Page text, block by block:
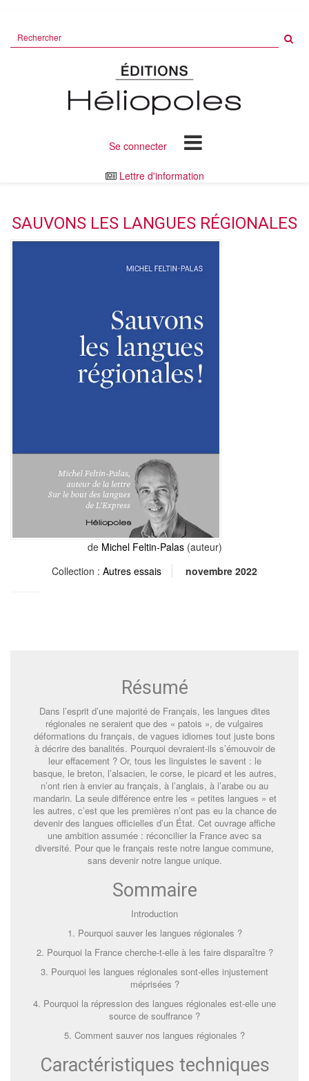
site
Se connecter
Lettre d'information
SAUVONS LES LANGUES RÉGIONALES
de Michel Feltin-Palas(auteur)
Collection : Autres essais novembre 2022
Résumé
Dans l’esprit d’une majorité de Français, les langues dites
régionales ne seraient que des « patois », de vulgaires
déformations du français, de vagues idiomes tout juste bons
à décrire des banalités. Pourquoi devraient-ils s’émouvoir de
leur effacement ? Or, tous les linguistes le savent : le
basque, le breton, l’alsacien, le corse, le picard et les autres,
n’ont rien à envier au français, à l’anglais, à l’arabe ou au
mandarin. La seule différence entre les « petites langues » et
les autres, c’est que les premières n’ont pas eu la chance de
devenir des langues officielles d’un État. Cet ouvrage affiche
une ambition assumée : réconcilier la France avec sa
diversité. Pour que le français reste notre langue commune,
sans devenir notre langue unique.
Sommaire
Introduction
1. Pourquoi sauver les langues régionales ?
2. Pourquoi la France cherche-t-elle à les faire disparaître ?
3. Pourquoi les langues régionales sont-elles injustement
méprisées ?
4. Pourquoi la répression des langues régionales est-elle une
source de souffrance ?
5. Comment sauver nos langues régionales ?
Caractéristiques techniques